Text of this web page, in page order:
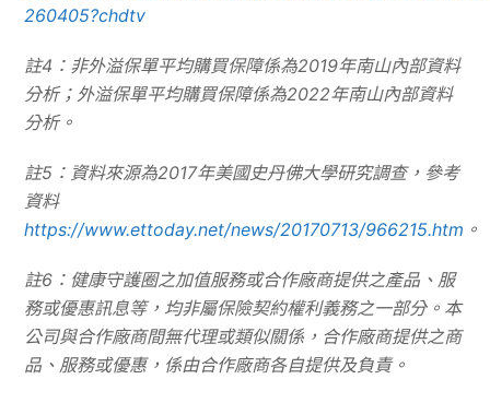
260405?chdtv
註4 ：非外溢保單平均購買保障係為2019年南山內部資料
分析；外溢保單平均購買保障係為2022年南山內部資料
分析。
註5 ：資料來源為2017年美國史丹佛大學研究調查，參考
資料
https://www.ettoday.net/news/20170713/966215.htm 。
註6 ：健康守護圈之加值服務或合作廠商提供之產品、服
務或優惠訊息等，均非屬保險契約權利義務之一部分。本
公司與合作廠商間無代理或類似關係，合作廠商提供之商
品、服務或優惠，係由合作廠商各自提供及負責。